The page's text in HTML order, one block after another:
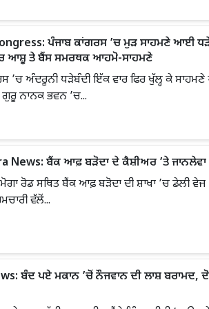
ਪੰਜਾਬ ਕਾਂਗਰਸ ’ਚ ਮੁੜ ਸਾਹਮਣੇ ਆਈ
ਆਸ਼ੂ ਤੇ ਬੈਂਸ ਸਮਰਥਕ ਆਹਮੋ-ਸਾਹਮਣੇ
’ਚ ਅੰਦਰੂਨੀ ਧੜੇਬੰਦੀ ਇੱਕ ਵਾਰ ਫਿਰ ਖੁੱਲ੍ਹ ਕੇ
ਨਾਨਕ ਭਵਨ ’ਚ...
News: ਬੈਂਕ ਆਫ਼ ਬੜੋਦਾ ਦੇ ਕੈਸ਼ੀਅਰ ’ਤੇ ਜਾਨਲੇਵਾ
ਰੋਡ ਸਥਿਤ ਬੈਂਕ ਆਫ਼ ਬੜੋਦਾ ਦੀ ਸ਼ਾਖਾ ’ਚ ਡੇਲੀ
ਵੱਲੋਂ...
ਬੰਦ ਪਏ ਮਕਾਨ ’ਚੋਂ ਨੌਜਵਾਨ ਦੀ ਲਾਸ਼ ਬਰਾਮਦ,